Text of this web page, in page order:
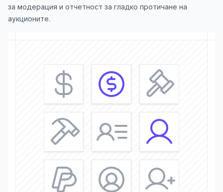
за модерация и отчетност за гладко протичане на
аукционите.